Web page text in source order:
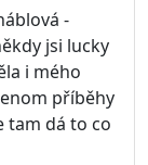
-
jsi lucky
i mého
příběhy
tam dá to co